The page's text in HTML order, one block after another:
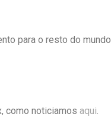
para o resto do mundo
como noticiamosaqui.